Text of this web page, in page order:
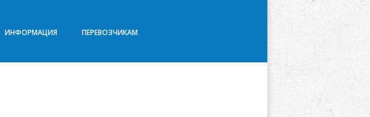
ИНФОРМАЦИЯ ПЕРЕВОЗЧИКАМ